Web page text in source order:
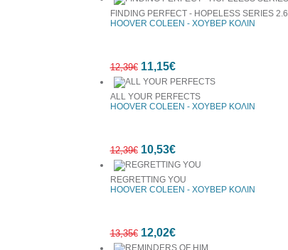
FINDING PERFECT - HOPELESS SERIES 2.6
HOOVER COLEEN - ΧΟΥΒΕΡ ΚΟΛΙΝ
12,39€ 11,15€
ALL YOUR PERFECTS
HOOVER COLEEN - ΧΟΥΒΕΡ ΚΟΛΙΝ
12,39€ 10,53€
REGRETTING YOU
HOOVER COLEEN - ΧΟΥΒΕΡ ΚΟΛΙΝ
13,35€ 12,02€